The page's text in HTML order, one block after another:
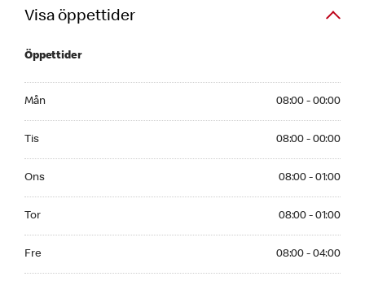
Visa öppettider
Öppettider
Mån 08:00 - 00:00
Tis 08:00 - 00:00
Ons 08:00 - 01:00
Tor 08:00 - 01:00
Fre 08:00 - 04:00